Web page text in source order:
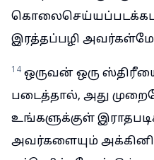
இரத்தப்பழி
14 ஒருவன் ஒரு
படைத்தால், அது
உங்களுக்குள்
அவர்களையும்